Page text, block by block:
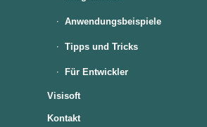
Anwendungsbeispiele
Tipps und Tricks
Für Entwickler
Visisoft
Kontakt